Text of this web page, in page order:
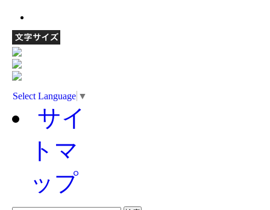
Select Language ▼
サイ
トマ
ップ